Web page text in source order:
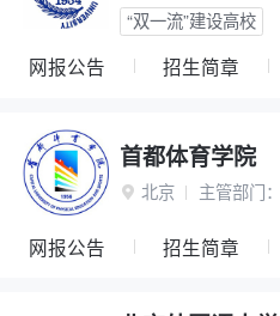
“双一流”建设高校
网报公告 招生简章
首都体育学院
 北京 主管部门：
网报公告 招生简章